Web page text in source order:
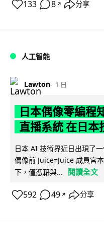
133 8 ↗ 分享
人工智能
Lawton 1 日
日本偶像零編程
直播系統 在日本
日本 AI 技術界近日出現了
偶像前 Juice=Juice 成員宮
下，僅憑藉與...
閱讀全文
592 49 ↗ 分享